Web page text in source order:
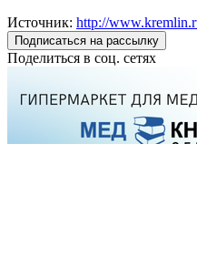
Источник: http://
Подписаться на рассылку
Поделиться в соц. сетях